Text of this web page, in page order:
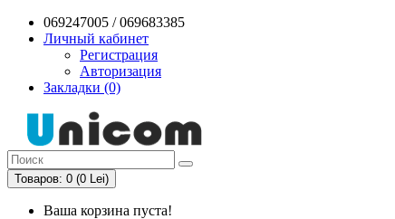
069247005 / 069683385
Личный кабинет
Регистрация
Авторизация
Закладки (0)
Товаров: 0 (0 Lei)
Ваша корзина пуста!